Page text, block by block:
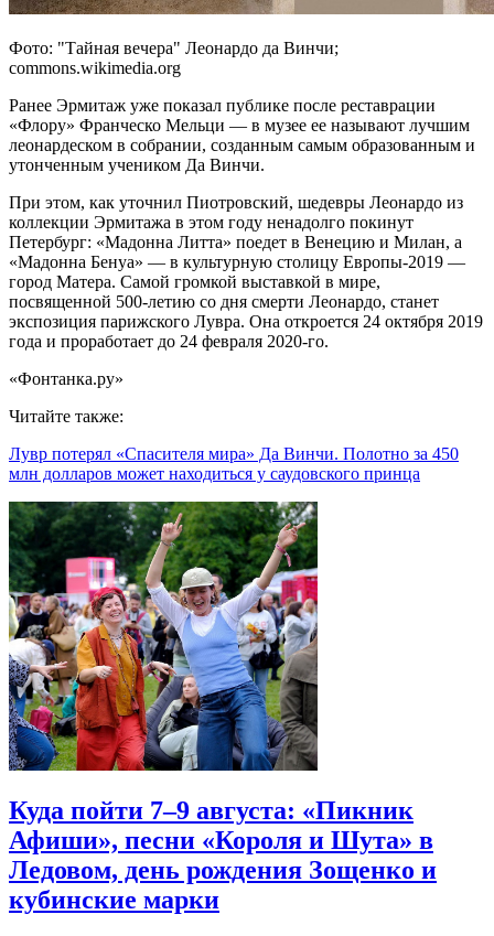
Фото: "Тайная вечера" Леонардо да Винчи;
commons.wikimedia.org
Ранее Эрмитаж уже показал публике после реставрации
«Флору» Франческо Мельци — в музее ее называют лучшим
леонардеском в собрании, созданным самым образованным и
утонченным учеником Да Винчи.
При этом, как уточнил Пиотровский, шедевры Леонардо из
коллекции Эрмитажа в этом году ненадолго покинут
Петербург: «Мадонна Литта» поедет в Венецию и Милан, а
«Мадонна Бенуа» — в культурную столицу Европы-2019 —
город Матера. Самой громкой выставкой в мире,
посвященной 500-летию со дня смерти Леонардо, станет
экспозиция парижского Лувра. Она откроется 24 октября 2019
года и проработает до 24 февраля 2020-го.
«Фонтанка.ру»
Читайте также:
Лувр потерял «Спасителя мира» Да Винчи. Полотно за 450
млн долларов может находиться у саудовского принца
Куда пойти 7–9 августа: «Пикник
Афиши», песни «Короля и Шута» в
Ледовом, день рождения Зощенко и
кубинские марки